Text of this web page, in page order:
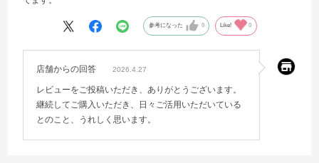
参考になった 0 Like! 0
店舗からの回答 2026.4.27
レビューをご投稿いただき、ありがとうございます。
継続してご購入いただき、日々ご活用いただいている
とのこと、うれしく思います。